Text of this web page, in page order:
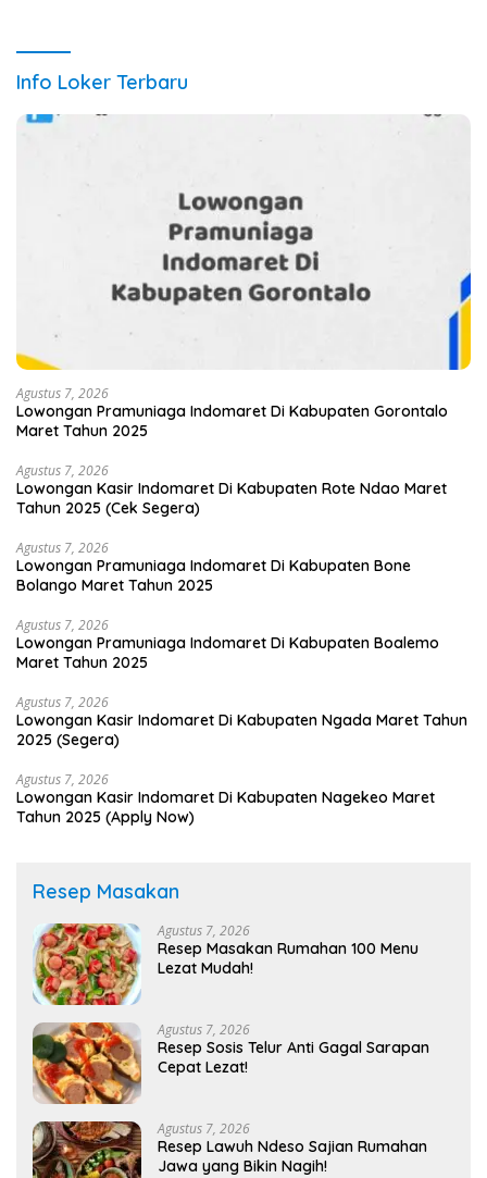
Info Loker Terbaru
Agustus 7, 2026
Lowongan Pramuniaga Indomaret Di Kabupaten Gorontalo
Maret Tahun 2025
Agustus 7, 2026
Lowongan Kasir Indomaret Di Kabupaten Rote Ndao Maret
Tahun 2025 (Cek Segera)
Agustus 7, 2026
Lowongan Pramuniaga Indomaret Di Kabupaten Bone
Bolango Maret Tahun 2025
Agustus 7, 2026
Lowongan Pramuniaga Indomaret Di Kabupaten Boalemo
Maret Tahun 2025
Agustus 7, 2026
Lowongan Kasir Indomaret Di Kabupaten Ngada Maret Tahun
2025 (Segera)
Agustus 7, 2026
Lowongan Kasir Indomaret Di Kabupaten Nagekeo Maret
Tahun 2025 (Apply Now)
Resep Masakan
Agustus 7, 2026
Resep Masakan Rumahan 100 Menu
Lezat Mudah!
Agustus 7, 2026
Resep Sosis Telur Anti Gagal Sarapan
Cepat Lezat!
Agustus 7, 2026
Resep Lawuh Ndeso Sajian Rumahan
Jawa yang Bikin Nagih!